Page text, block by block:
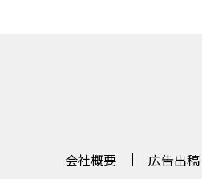
会社概要 広告出稿